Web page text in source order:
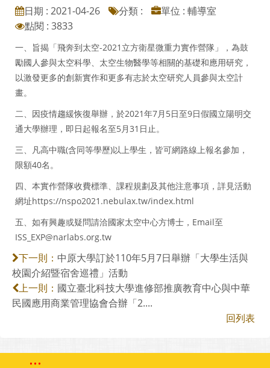
日期 : 2021-04-26 分類 :
單位 : 輔導室
點閱 : 3833
一、旨揭「飛奔到太空-2021立方衛星微重力實作營隊」，為鼓
勵國人參與太空科學、太空生物醫學等相關的基礎和應用研究，
以激發更多的創新實作和更多有志於太空研究人員參與太空計
畫。
二、因疫情趨緩恢復舉辦，於2021年7月5日至9日假國立陽明交
通大學辦理，即日起報名至5月31日止。
三、凡高中職(含同等學歷)以上學生，皆可網路線上報名參加，
限額40名。
四、本實作營隊收費標準、課程規劃及其他注意事項，詳見活動
網址https://nspo2021.nebulax.tw/index.html
五、如有興趣或疑問請洽國家太空中心方博士，Email至
ISS_EXP@narlabs.org.tw
下一則： 中原大學訂於110年5月7日舉辦「大學生活與
校園介紹暨宿舍巡禮」活動
上一則： 國立臺北科技大學進修部推廣教育中心與中華
民國應用商業管理協會合辦「2....
回列表